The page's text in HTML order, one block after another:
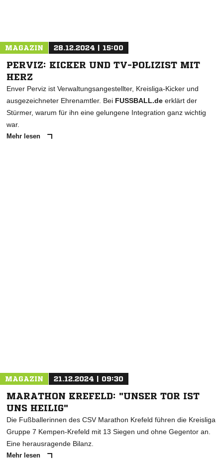
MAGAZIN 28.12.2024 | 15:00
PERVIZ: KICKER UND TV-POLIZIST MIT
HERZ
Enver Perviz ist Verwaltungsangestellter, Kreisliga-Kicker und
ausgezeichneter Ehrenamtler. Bei FUSSBALL.de erklärt der
Stürmer, warum für ihn eine gelungene Integration ganz wichtig
war.
Mehr lesen
MAGAZIN 21.12.2024 | 09:30
MARATHON KREFELD: "UNSER TOR IST
UNS HEILIG"
Die Fußballerinnen des CSV Marathon Krefeld führen die Kreisliga
Gruppe 7 Kempen-Krefeld mit 13 Siegen und ohne Gegentor an.
Eine herausragende Bilanz.
Mehr lesen